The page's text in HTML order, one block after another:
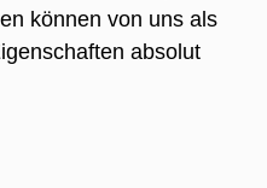
können von uns als
absolut